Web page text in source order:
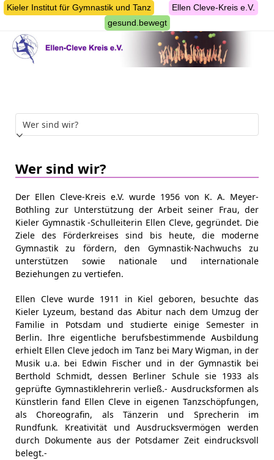
Skip
to
content
Kieler Institut für Gymnastik und Tanz
Ellen Cleve-Kreis e.V.
gesund.bewegt
Wer sind wir?
Der Ellen Cleve-Kreis e.V. wurde 1956 von K. A. Meyer-
Bothling zur Unterstützung der Arbeit seiner Frau, der
Kieler Gymnastik -Schulleiterin Ellen Cleve, gegründet. Die
Ziele des Förderkreises sind bis heute, die moderne
Gymnastik zu fördern, den Gymnastik-Nachwuchs zu
unterstützen sowie nationale und internationale
Beziehungen zu vertiefen.
Ellen Cleve wurde 1911 in Kiel geboren, besuchte das
Kieler Lyzeum, bestand das Abitur nach dem Umzug der
Familie in Potsdam und studierte einige Semester in
Berlin. Ihre eigentliche berufsbestimmende Ausbildung
erhielt Ellen Cleve jedoch im Tanz bei Mary Wigman, in der
Musik u.a. bei Edwin Fischer und in der Gymnastik bei
Berthold Schmidt, dessen Berliner Schule sie 1933 als
geprüfte Gymnastiklehrerin verließ.- Ausdrucksformen als
Künstlerin fand Ellen Cleve in eigenen Tanzschöpfungen,
als Choreografin, als Tänzerin und Sprecherin im
Rundfunk. Kreativität und Ausdrucksvermögen werden
durch Dokumente aus der Potsdamer Zeit eindrucksvoll
belegt.-